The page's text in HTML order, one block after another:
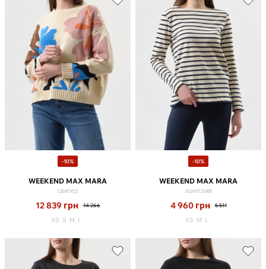
-10%
WEEKEND MAX MARA
свитер
12 839 грн 14 266
XS S M L
-10%
WEEKEND MAX MARA
лонгслив
4 960 грн 5 511
XS M L